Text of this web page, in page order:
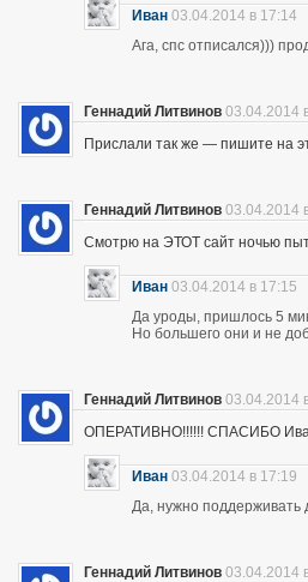
Иван 03.04.2014 в 17:14
Ага, спс отписался)))
Геннадий Литвинов 03.04.2014
Прислали так же — пишите на
Геннадий Литвинов 03.04.2014
Смотрю на ЭТОТ сайт ночью
Иван 03.04.2014 в 17:15
Да уроды, пришлось 5
Но большего они и не
Геннадий Литвинов 03.04.2014
ОПЕРАТИВНО!!!!!! СПАСИБО
Иван 03.04.2014 в 17:19
Да, нужно поддерживать
Геннадий Литвинов 03.04.2014